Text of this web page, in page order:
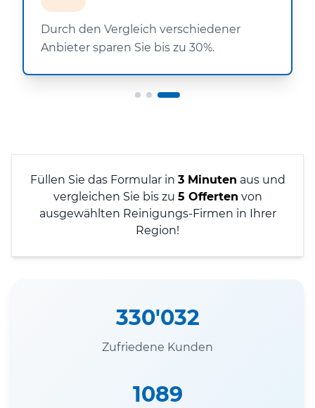
Durch den Vergleich verschiedener
Anbieter sparen Sie bis zu 30%.
Füllen Sie das Formular in 3 Minuten aus und
vergleichen Sie bis zu 5 Offerten von
ausgewählten Reinigungs-Firmen in Ihrer
Region!
330'032
Zufriedene Kunden
1089